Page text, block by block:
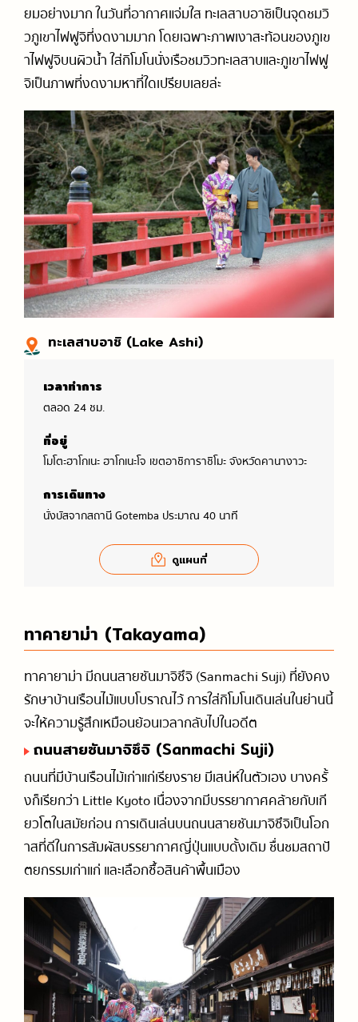
ยมอย่างมาก ในวันที่อากาศแจ่มใส ทะเลสาบอาชิเป็นจุดชมวิ
วภูเขาไฟฟูจิที่งดงามมาก โดยเฉพาะภาพเงาสะท้อนของภูเข
าไฟฟูจิบนผิวน้ำ ใส่กิโมโนนั่งเรือชมวิวทะเลสาบและภูเขาไฟฟู
จิเป็นภาพที่งดงามหาที่ใดเปรียบเลยล่ะ
ทะเลสาบอาชิ (Lake Ashi)
เวลาทำการ
ตลอด 24 ชม.
ที่อยู่
โมโตะฮาโกเนะ ฮาโกเนะโจ เขตอาชิการาชิโมะ จังหวัดคานางาวะ
การเดินทาง
นั่งบัสจากสถานี Gotemba ประมาณ 40 นาที
ดูแผนที่
ทาคายาม่า (Takayama)
ทาคายาม่า มีถนนสายซันมาจิซึจิ (Sanmachi Suji) ที่ยังคง
รักษาบ้านเรือนไม้แบบโบราณไว้ การใส่กิโมโนเดินเล่นในย่านนี้
จะให้ความรู้สึกเหมือนย้อนเวลากลับไปในอดีต
ถนนสายซันมาจิซึจิ (Sanmachi Suji)
ถนนที่มีบ้านเรือนไม้เก่าแก่เรียงราย มีเสน่ห์ในตัวเอง บางครั้
งก็เรียกว่า Little Kyoto เนื่องจากมีบรรยากาศคล้ายกับเกี
ยวโตในสมัยก่อน การเดินเล่นบนถนนสายซันมาจิซึจิเป็นโอก
าสที่ดีในการสัมผัสบรรยากาศญี่ปุ่นแบบดั้งเดิม ชื่นชมสถาปั
ตยกรรมเก่าแก่ และเลือกซื้อสินค้าพื้นเมือง